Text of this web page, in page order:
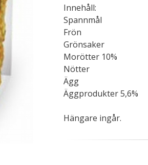
Innehåll:
Spannmål
Frön
Grönsaker
Morötter 10%
Nötter
Ägg
Äggprodukter 5,6%
Hängare ingår.